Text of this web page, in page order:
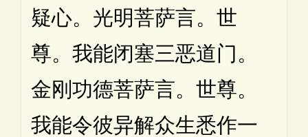
疑心。光明菩萨言。世
尊。我能闭塞三恶道门。
金刚功德菩萨言。世尊。
我能令彼异解众生悉作一